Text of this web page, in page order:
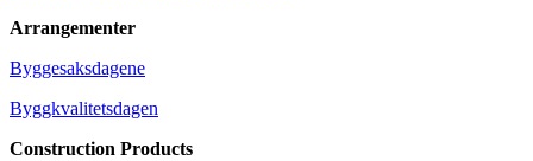
Arrangementer
Byggesaksdagene
Byggkvalitetsdagen
Construction Products